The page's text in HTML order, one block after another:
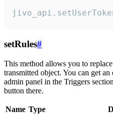
setRules#
This method allows you to
transmitted object. You can get
admin panel in the Triggers
button there.
Name Type